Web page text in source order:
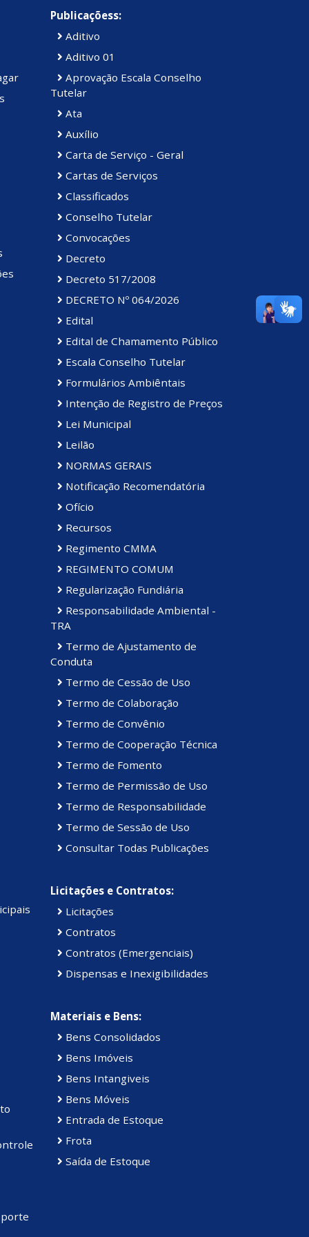
Publicaçõess:
Aditivo
Aditivo 01
Aprovação Escala Conselho
Tutelar
Ata
Auxílio
Carta de Serviço - Geral
Cartas de Serviços
Classificados
Conselho Tutelar
Convocações
Decreto
Decreto 517/2008
DECRETO Nº 064/2026
Edital
Edital de Chamamento Público
Escala Conselho Tutelar
Formulários Ambiêntais
Intenção de Registro de Preços
Lei Municipal
Leilão
NORMAS GERAIS
Notificação Recomendatória
Ofício
Recursos
Regimento CMMA
REGIMENTO COMUM
Regularização Fundiária
Responsabilidade Ambiental -
TRA
Termo de Ajustamento de
Conduta
Termo de Cessão de Uso
Termo de Colaboração
Termo de Convênio
Termo de Cooperação Técnica
Termo de Fomento
Termo de Permissão de Uso
Termo de Responsabilidade
Termo de Sessão de Uso
Consultar Todas Publicações
Licitações e Contratos:
Licitações
Contratos
Contratos (Emergenciais)
Dispensas e Inexigibilidades
Materiais e Bens:
Bens Consolidados
Bens Imóveis
Bens Intangiveis
Bens Móveis
Entrada de Estoque
Frota
Saída de Estoque